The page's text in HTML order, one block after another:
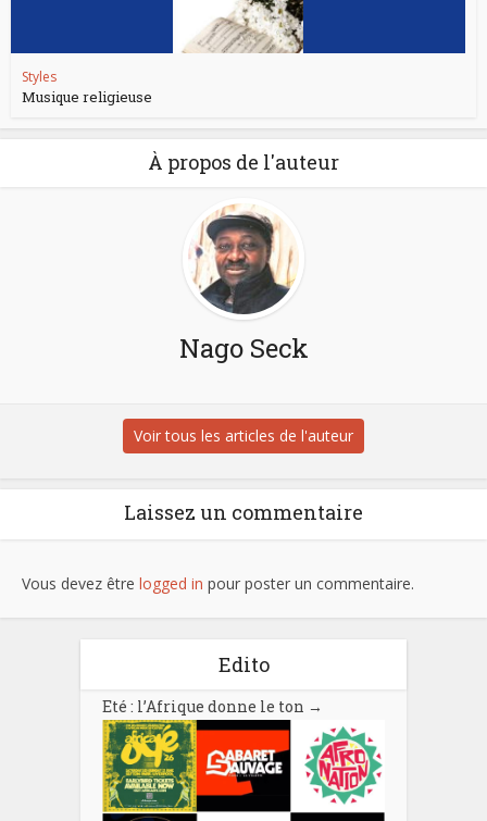
Styles
Musique religieuse
À propos de l'auteur
Nago Seck
Voir tous les articles de l'auteur
Laissez un commentaire
Vous devez être logged in pour poster un commentaire.
Edito
Eté : l’Afrique donne le ton →